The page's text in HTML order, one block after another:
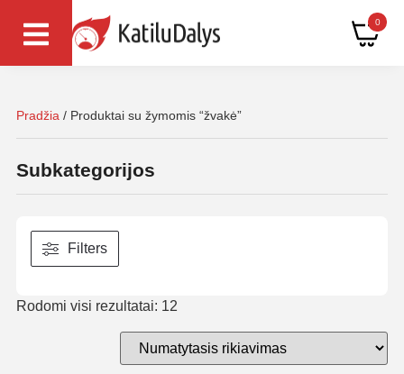
0
Pradžia / Produktai su žymomis “žvakė”
Subkategorijos
Filters
Rodomi visi rezultatai: 12